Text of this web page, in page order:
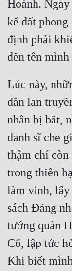
Đẹp
Đẹp Hiệp
Cơ Trí
Sát Phạt Quyết Đoán
Vô Sỉ
Điềm Đạm
Hoành.
kể đất
định phải
Lúc này,
dần lan
nhân bị bắt,
danh sĩ che
thậm chí
trong thiên
làm vinh, lấy
sách Đảng
tướng quân
Cố, lập tức
Khi biết